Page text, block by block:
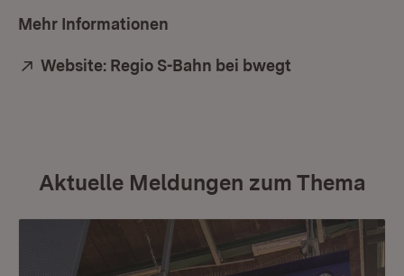
Mehr Informationen
Extern:
Website: Regio S-Bahn bei bwegt
Aktuelle Meldungen zum Thema